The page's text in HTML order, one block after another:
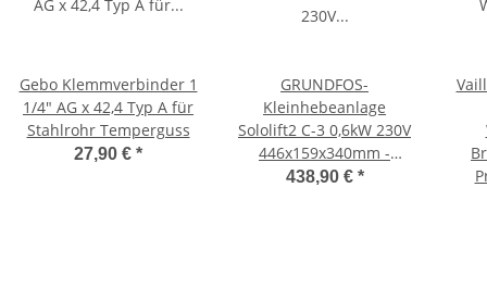
Gebo Klemmverbinder 1
1/4" AG x 42,4 Typ A für
Stahlrohr Temperguss
27,90 € *
GRUNDFOS-
Kleinhebeanlage
Sololift2 C-3 0,6kW 230V
446x159x340mm -
ABHOLER
438,90 € *